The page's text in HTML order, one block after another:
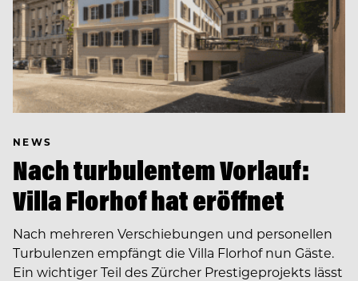
NEWS
Nach turbulentem Vorlauf:
Villa Florhof hat eröffnet
Nach mehreren Verschiebungen und personellen
Turbulenzen empfängt die Villa Florhof nun Gäste.
Ein wichtiger Teil des Zürcher Prestigeprojekts lässt